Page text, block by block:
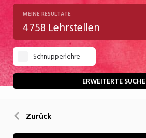
2028
Chemie/Pharma
Gastgewerbe
Gesundheit/Pflege/Soziales
Handwerk/Technik
Kultur
MEINE RESULTATE
4758 Lehrstellen
Schnupperlehre
ERWEITERTE SUCHE
Zurück